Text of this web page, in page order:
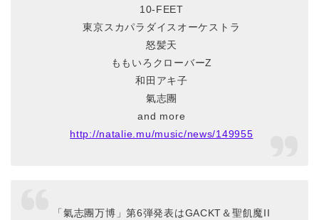
10-FEET
東京スカパラダイスオーケストラ
怒髪天
ももいろクローバーZ
和田アキ子
氣志團
and more
http://natalie.mu/music/news/149955
「氣志團万博」第6弾発表はGACKT＆聖飢魔II